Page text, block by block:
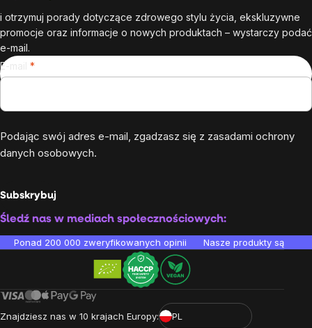
i otrzymuj porady dotyczące zdrowego stylu życia, ekskluzywne
promocje oraz informacje o nowych produktach – wystarczy podać
e-mail.
E-mail
Podając swój adres e-mail, zgadzasz się z zasadami ochrony
danych osobowych.
Subskrybuj
Śledź nas w mediach społecznościowych:
Ponad 200 000 zweryfikowanych opinii Nasze produkty są
Znajdziesz nas w 10 krajach Europy:
PL